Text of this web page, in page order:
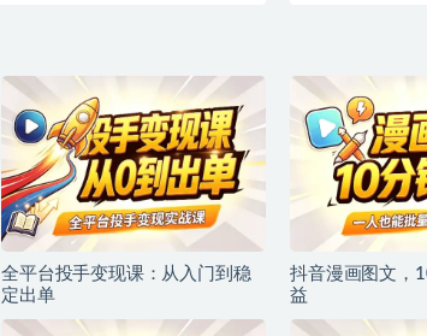
全平台投手变现课：从入门到稳
定出单
抖音漫画图文，
益